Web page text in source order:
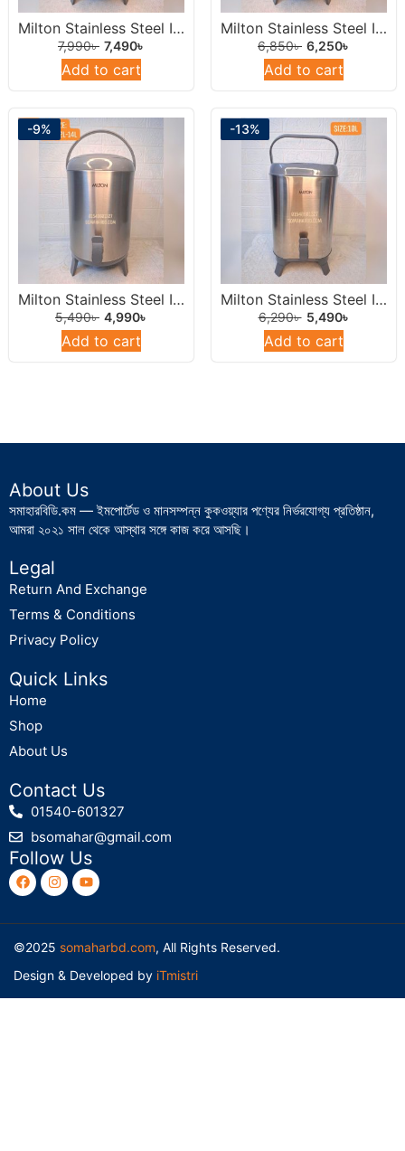
Milton Stainless Steel Insulated Water Dispenser /Jar 14 Liters Round.
7,990৳ 7,490৳
Add to cart
Milton Stainless Steel Insulated Water Dispenser /Jar 12Liters Round.
6,850৳ 6,250৳
Add to cart
-9%
Milton Stainless Steel Insulated Water Dispenser /Jar 10 Liters Round.
5,490৳ 4,990৳
Add to cart
-13%
Milton Stainless Steel Insulated Water Jar 10L
6,290৳ 5,490৳
Add to cart
About Us
সমাহারবিডি.কম — ইমপোর্টেড ও মানসম্পন্ন কুকওয়্যার পণ্যের নির্ভরযোগ্য প্রতিষ্ঠান,
আমরা ২০২১ সাল থেকে আস্থার সঙ্গে কাজ করে আসছি।
Legal
Return And Exchange
Terms & Conditions
Privacy Policy
Quick Links
Home
Shop
About Us
Contact Us
01540-601327
bsomahar@gmail.com
Follow Us
©2025 somaharbd.com, All Rights Reserved.
Design & Developed by iTmistri